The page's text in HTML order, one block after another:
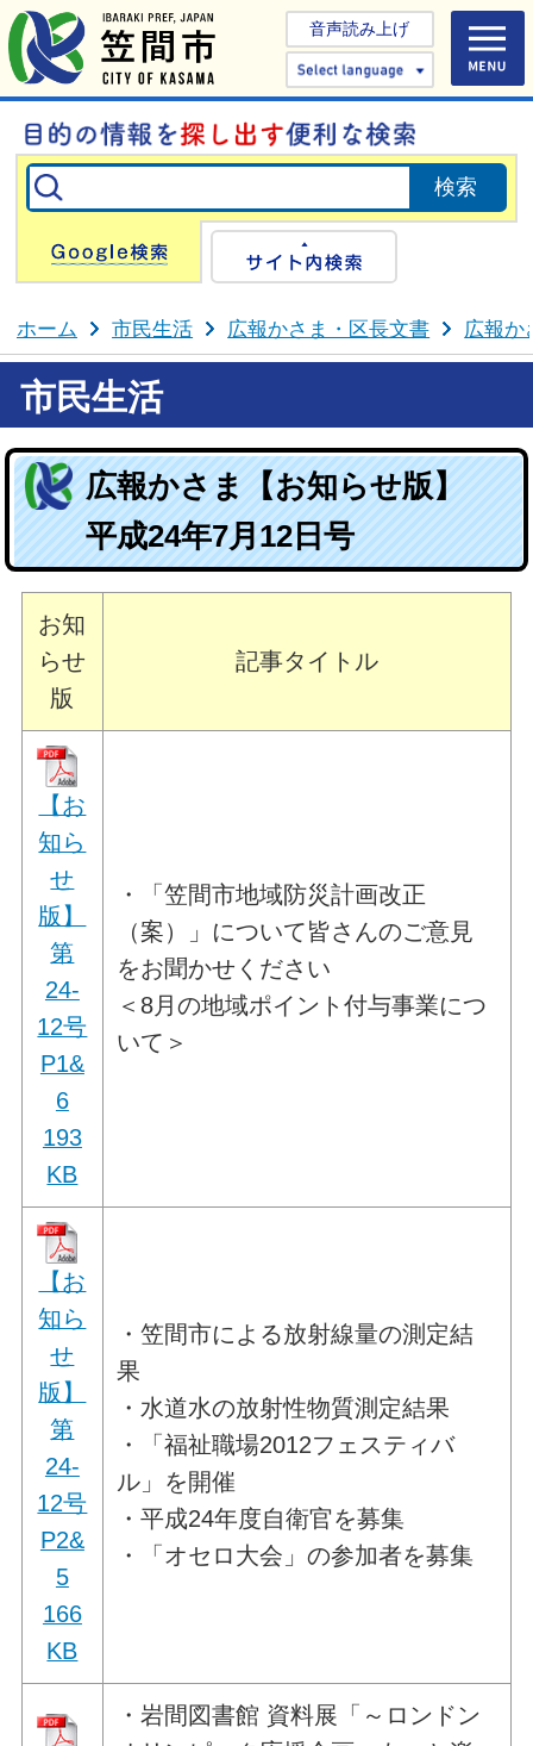
音声読み上げ
Select
Google検索
ホーム 市民生活 広報かさま・区長文書 広報か
市民生活
広報かさま【お知らせ版】
平成24年7月12日号
お知
らせ
版
記事タイトル
【お
知ら
せ
版】
第
24-
12号
P1&
6
193
KB
・「笠間市地域防災計画改正
（案）」について皆さんのご意見
をお聞かせください
＜8月の地域ポイント付与事業につ
いて＞
【お
知ら
せ
版】
第
24-
12号
P2&
5
166
KB
・笠間市による放射線量の測定結
果
・水道水の放射性物質測定結果
・「福祉職場2012フェスティバ
ル」を開催
・平成24年度自衛官を募集
・「オセロ大会」の参加者を募集
・岩間図書館 資料展「～ロンドン